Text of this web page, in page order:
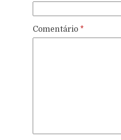
Comentário *